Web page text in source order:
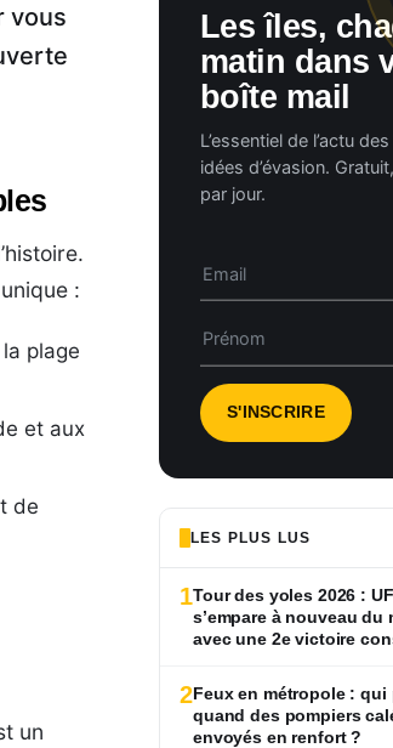
vous
:
plage
et aux
de
un
Les îles,
matin dans
boîte mail
L’essentiel de l’actu
idées d’évasion.
par jour.
LES PLUS LUS
1Tour des yoles 2026 :
s’empare à nouveau du
avec une 2e victoire
2Feux en métropole : qui
quand des pompiers
envoyés en renfort ?